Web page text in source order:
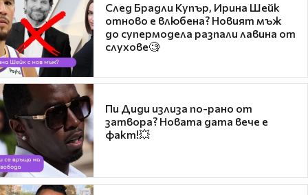
След Брадли Купър, Ирина Шейк
отново е влюбена? Новият мъж
до супермодела разпали лавина от
слухове🧐
Пи Диди излиза по-рано от
затвора? Новата дата вече е
факт!💥